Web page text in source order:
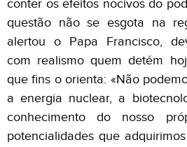
conter os efeitos nocivos do
questão não se esgota na
alertou o Papa Francisco,
com realismo quem detém
que fins o orienta: «Não
a energia nuclear, a
conhecimento do nosso
potencialidades que